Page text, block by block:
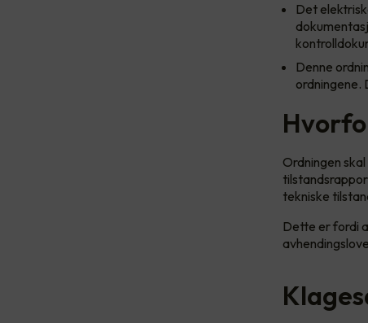
Det
Denne
ordningene.
Ordningen
tekniske
Dette er fordi